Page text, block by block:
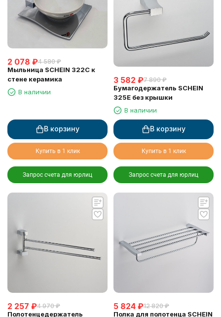
2 078 ₽4 580 ₽
Мыльница SCHEIN 322C к
стене керамика
В наличии
В корзину
Купить в 1 клик
Запрос счета для юрлиц
3 582 ₽7 890 ₽
Бумагодержатель SCHEIN
325E без крышки
В наличии
В корзину
Купить в 1 клик
Запрос счета для юрлиц
2 257 ₽4 970 ₽
Полотенцедержатель
5 824 ₽12 820 ₽
Полка для полотенца SCHEIN